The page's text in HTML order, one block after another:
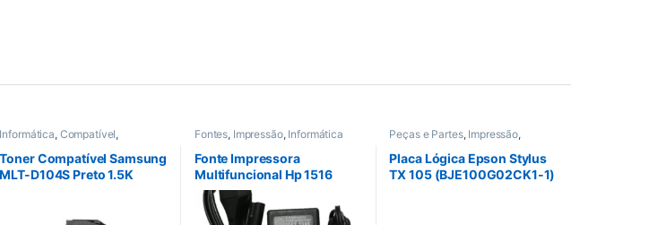
Informática, Compatível,
Compatível, Impressão
Impressão,Impressoras,
Impressoras,Laser ,Suprimentos
de impressão,Toners
Toner Compatível Samsung
MLT-D104S Preto 1.5K
Fontes, Impressão, Informática
Fonte Impressora
Multifuncional Hp 1516
2546 22v 455ma
Peças e Partes, Impressão,
Informática
Outras peças
Placa Lógica Epson Stylus
TX 105 (BJE100G02CK1-1)